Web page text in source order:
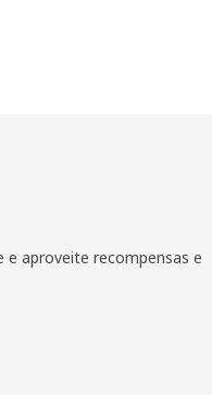
aproveite recompensas e